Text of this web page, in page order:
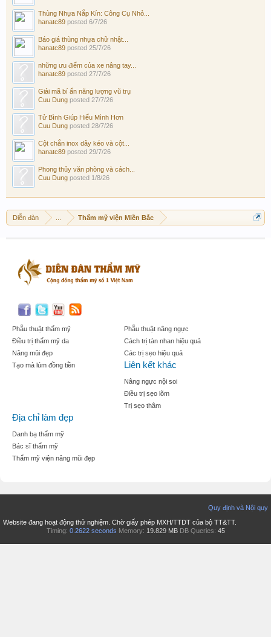
Thùng Nhựa Nắp Kín: Công Cụ Nhỏ...
hanatc89 posted 6/7/26
Báo giá thùng nhựa chữ nhật...
hanatc89 posted 25/7/26
những ưu điểm của xe nâng tay...
hanatc89 posted 27/7/26
Giải mã bí ẩn năng lượng vũ trụ
Cuu Dung posted 27/7/26
Tử Bình Giúp Hiểu Mình Hơn
Cuu Dung posted 28/7/26
Cột chắn inox dây kéo và cột...
hanatc89 posted 29/7/26
Phong thủy văn phòng và cách...
Cuu Dung posted 1/8/26
Diễn đàn Thẩm mỹ viện Miền Bắc
Phẫu thuật thẩm mỹ
Điều trị thẩm mỹ da
Nâng mũi đẹp
Tạo mà lúm đồng tiền
Phẫu thuật nâng ngực
Cách trị tàn nhan hiệu quả
Các trị sẹo hiệu quả
Liên kết khác
Nâng ngực nội soi
Điều trị sẹo lõm
Trị sẹo thâm
Địa chỉ làm đẹp
Danh bạ thẩm mỹ
Bác sĩ thẩm mỹ
Thẩm mỹ viện nâng mũi đẹp
Quy định và Nội quy
Website đang hoạt động thử nghiệm. Chờ giấy phép MXH/TTDT của bộ TT&TT.
Timing: 0.2622 seconds Memory: 19.829 MB DB Queries: 45